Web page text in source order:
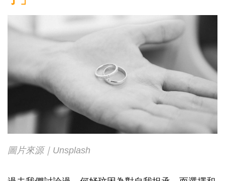
圖片來源｜Unsplash